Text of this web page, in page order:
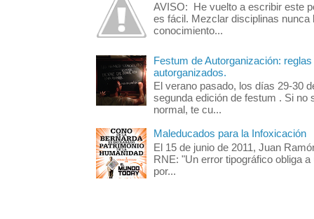
AVISO: He vuelto a escribir este
es fácil. Mezclar disciplinas
conocimiento...
Festum de Autorganización:
autorganizados.
El verano pasado, los días 29-30
segunda edición de festum . Si no
normal, te cu...
Maleducados para la Infoxicación
El 15 de junio de 2011, Juan
RNE: "Un error tipográfico obliga
por...